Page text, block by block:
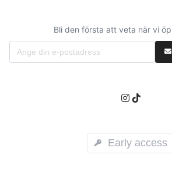
Bli den första att veta när vi
Early access